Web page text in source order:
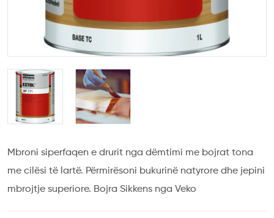
Mbroni siperfaqen e drurit nga dëmtimi me bojrat tona
me cilësi të lartë. Përmirësoni bukurinë natyrore dhe jepini
mbrojtje superiore. Bojra Sikkens nga Veko